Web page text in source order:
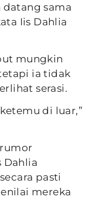
datang sama
Iis Dahlia
mungkin
ia tidak
serasi.
di luar,”
Dahlia
pasti
mereka